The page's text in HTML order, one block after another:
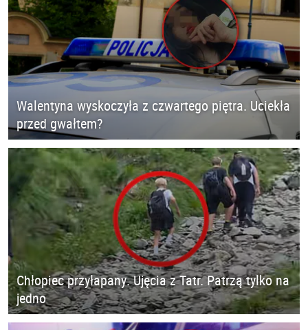
Walentyna wyskoczyła z czwartego piętra. Uciekła
przed gwałtem?
Chłopiec przyłapany. Ujęcia z Tatr. Patrzą tylko na
jedno